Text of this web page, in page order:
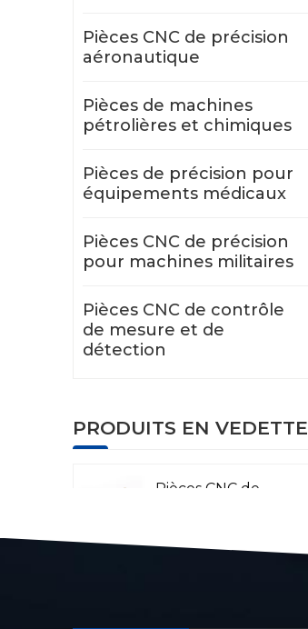
Pièces CNC de précision
aéronautique
Pièces de machines
pétrolières et chimiques
Pièces de précision pour
équipements médicaux
Pièces CNC de précision
pour machines militaires
Pièces CNC de contrôle
de mesure et de
détection
PRODUITS EN VEDETTE
Pièces CNC de